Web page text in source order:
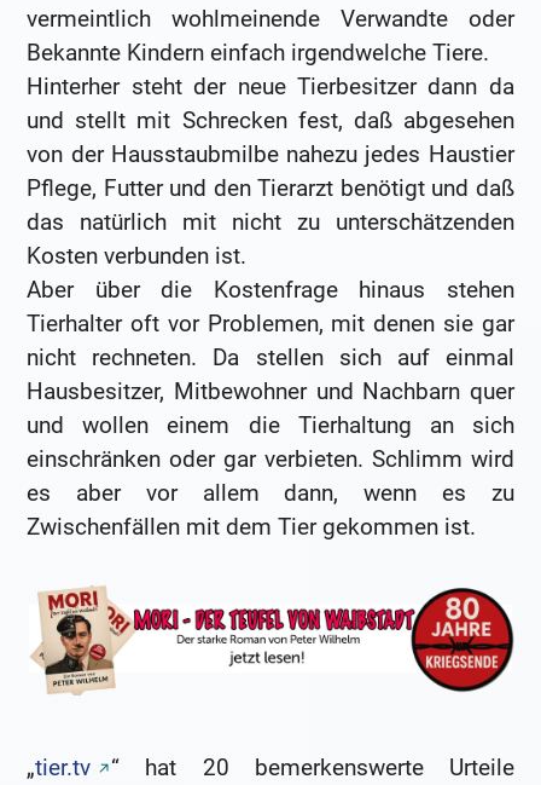
vermeintlich wohlmeinende Verwandte oder
Bekannte Kindern einfach irgendwelche Tiere.
Hinterher steht der neue Tierbesitzer dann da
und stellt mit Schrecken fest, daß abgesehen
von der Hausstaubmilbe nahezu jedes Haustier
Pflege, Futter und den Tierarzt benötigt und daß
das natürlich mit nicht zu unterschätzenden
Kosten verbunden ist.
Aber über die Kostenfrage hinaus stehen
Tierhalter oft vor Problemen, mit denen sie gar
nicht rechneten. Da stellen sich auf einmal
Hausbesitzer, Mitbewohner und Nachbarn quer
und wollen einem die Tierhaltung an sich
einschränken oder gar verbieten. Schlimm wird
es aber vor allem dann, wenn es zu
Zwischenfällen mit dem Tier gekommen ist.
„tier.tv
“ hat 20 bemerkenswerte Urteile